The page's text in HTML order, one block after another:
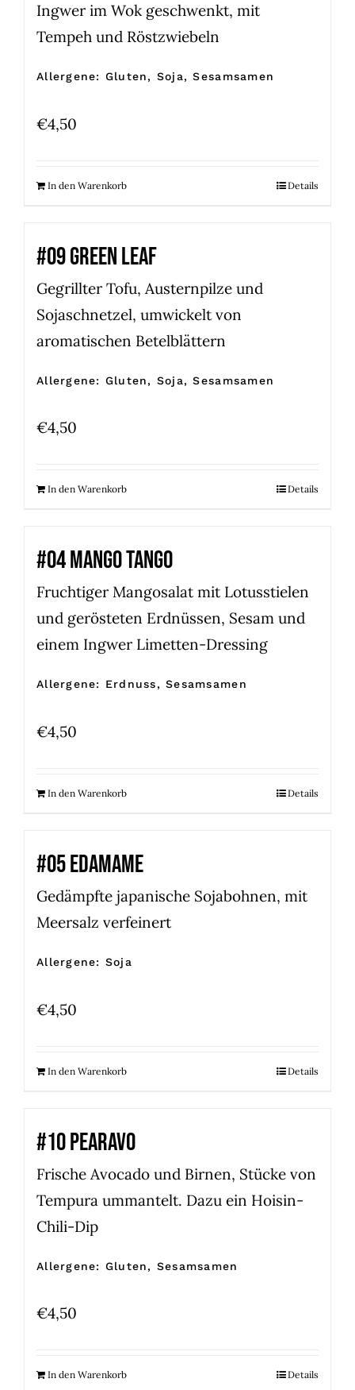
Ingwer im Wok geschwenkt, mit
Tempeh und Röstzwiebeln
Allergene: Gluten, Soja, Sesamsamen
€4,50
In den Warenkorb Details
#09 GREEN LEAF
Gegrillter Tofu, Austernpilze und
Sojaschnetzel, umwickelt von
aromatischen Betelblättern
Allergene: Gluten, Soja, Sesamsamen
€4,50
In den Warenkorb Details
#04 MANGO TANGO
Fruchtiger Mangosalat mit Lotusstielen
und gerösteten Erdnüssen, Sesam und
einem Ingwer Limetten-Dressing
Allergene: Erdnuss, Sesamsamen
€4,50
In den Warenkorb Details
#05 EDAMAME
Gedämpfte japanische Sojabohnen, mit
Meersalz verfeinert
Allergene: Soja
€4,50
In den Warenkorb Details
#10 PEARAVO
Frische Avocado und Birnen, Stücke von
Tempura ummantelt. Dazu ein Hoisin-
Chili-Dip
Allergene: Gluten, Sesamsamen
€4,50
In den Warenkorb Details